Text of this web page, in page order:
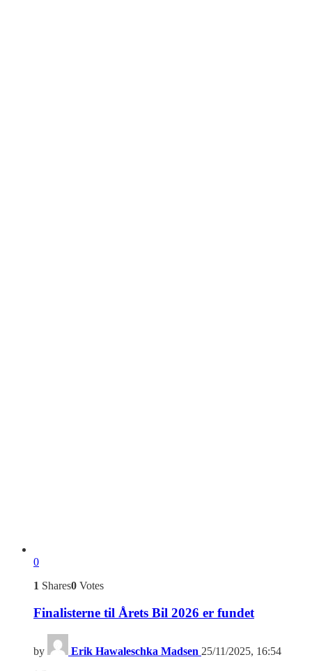
0
1 Shares0 Votes
Finalisterne til Årets Bil 2026 er fundet
by Erik Hawaleschka Madsen 25/11/2025, 16:54